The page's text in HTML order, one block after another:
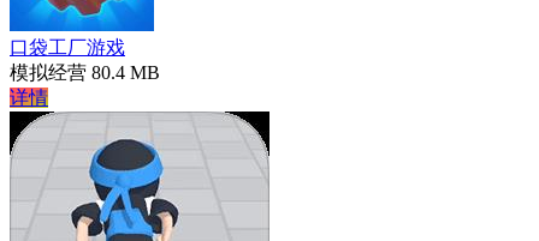
口袋工厂游戏
模拟经营 80.4 MB
详情